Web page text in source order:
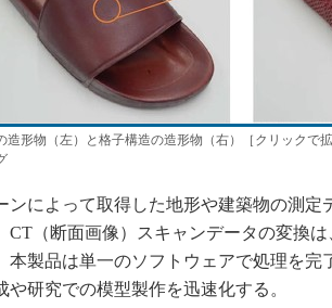
造形物（左）と格子構造の造形物（右）［クリックで
によって取得した地形や建築物の測定
CT（断面画像）スキャンデータの変換
本製品は単一のソフトウェアで処理を完
や研究での模型製作を迅速化する。